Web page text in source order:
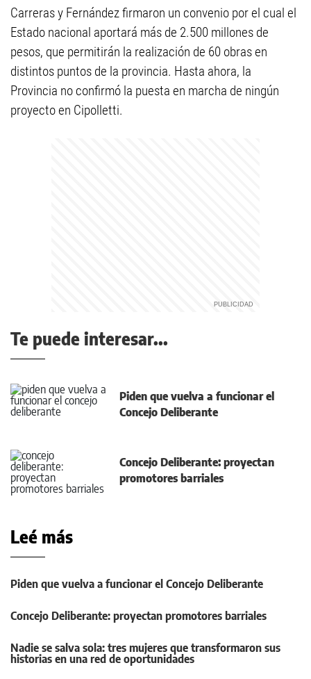
Carreras y Fernández firmaron un convenio por el cual el
Estado nacional aportará más de 2.500 millones de
pesos, que permitirán la realización de 60 obras en
distintos puntos de la provincia. Hasta ahora, la
Provincia no confirmó la puesta en marcha de ningún
proyecto en Cipolletti.
Te puede interesar...
Piden que vuelva a funcionar el
Concejo Deliberante
Concejo Deliberante: proyectan
promotores barriales
Leé más
Piden que vuelva a funcionar el Concejo Deliberante
Concejo Deliberante: proyectan promotores barriales
Nadie se salva sola: tres mujeres que transformaron sus
historias en una red de oportunidades